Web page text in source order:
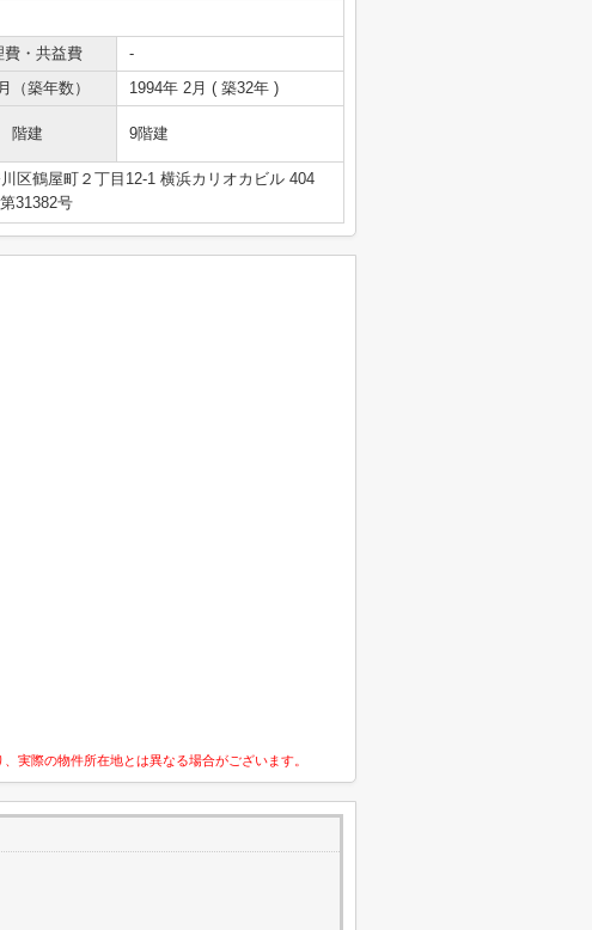
費・共益費
-
（築年数） 1994年 2月 ( 築32年 )
階建 9階建
区鶴屋町２丁目12-1 横浜カリオカビル 404
31382号
実際の物件所在地とは異なる場合がございます。